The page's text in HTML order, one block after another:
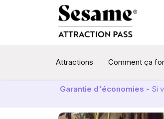
Attractions Comment ça
Garantie d'économies - Si